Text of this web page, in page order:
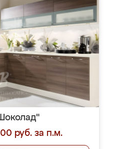
руб. за п.м.